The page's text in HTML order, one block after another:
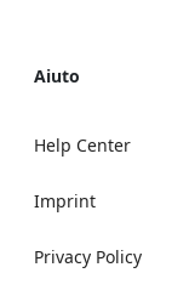
Aiuto
Help Center
Imprint
Privacy Policy